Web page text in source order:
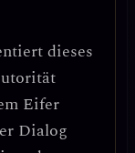
dieses
Eifer
Dialog